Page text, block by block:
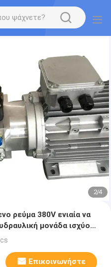
2/4
ρεύμα 380V ενιαία να
μονάδα ισχύος
χάλυβα
Επικοινωνήστε